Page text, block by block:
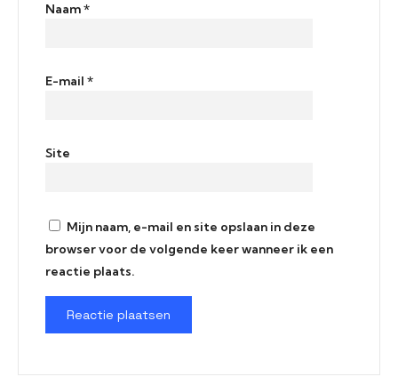
Naam*
E-mail *
Site
Mijn naam, e-mail en site opslaan in deze
browser voor de volgende keer wanneer ik een
reactie plaats.